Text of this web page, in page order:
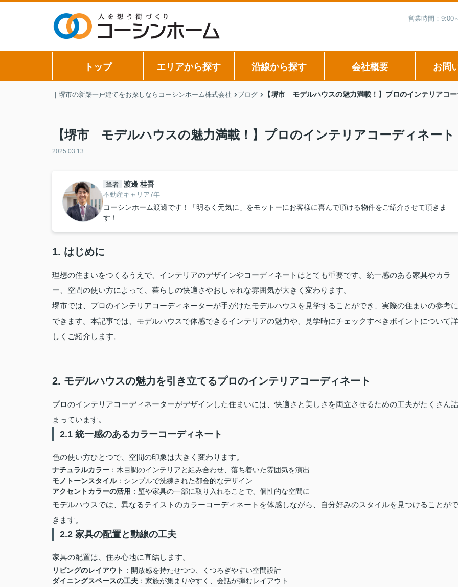
営業時間：9:00
トップ エリアから探す 沿線から探す 会社概要 お問
｜堺市の新築一戸建てをお探しならコーシンホーム株式会社 ブログ 【堺市 モデルハウスの魅力満載！】プロのインテリアコ
【堺市 モデルハウスの魅力満載！】プロのインテリアコーディネート
2025.03.13
筆者 渡邊 桂吾
不動産キャリア7年
コーシンホーム渡邊です！「明るく元気に」をモットーにお客様に喜んで頂ける物件をご紹介させて頂きま
す！
1. はじめに
理想の住まいをつくるうえで、インテリアのデザインやコーディネートはとても重要です。統一感のある家具やカラ
ー、空間の使い方によって、暮らしの快適さやおしゃれな雰囲気が大きく変わります。
堺市では、プロのインテリアコーディネーターが手がけたモデルハウスを見学することができ、実際の住まいの参考に
できます。本記事では、モデルハウスで体感できるインテリアの魅力や、見学時にチェックすべきポイントについて詳
しくご紹介します。
2. モデルハウスの魅力を引き立てるプロのインテリアコーディネート
プロのインテリアコーディネーターがデザインした住まいには、快適さと美しさを両立させるための工夫がたくさん詰
まっています。
2.1 統一感のあるカラーコーディネート
色の使い方ひとつで、空間の印象は大きく変わります。
ナチュラルカラー ：木目調のインテリアと組み合わせ、落ち着いた雰囲気を演出
モノトーンスタイル：シンプルで洗練された都会的なデザイン
アクセントカラーの活用 ：壁や家具の一部に取り入れることで、個性的な空間に
モデルハウスでは、異なるテイストのカラーコーディネートを体感しながら、自分好みのスタイルを見つけることがで
きます。
2.2 家具の配置と動線の工夫
家具の配置は、住み心地に直結します。
リビングのレイアウト ：開放感を持たせつつ、くつろぎやすい空間設計
ダイニングスペースの工夫 ：家族が集まりやすく、会話が弾むレイアウト